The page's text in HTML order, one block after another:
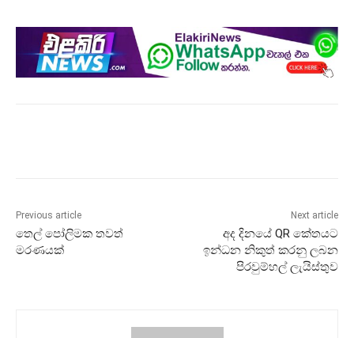
Previous article
තෙල් පෝලිමක තවත්
මරණයක්
Next article
අද දිනයේ QR කේතයට
ඉන්ධන නිකුත් කරනු ලබන
පිරවුම්හල් ලැයිස්තුව